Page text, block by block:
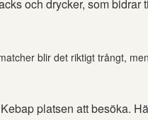
och drycker, som bidrar
blir det riktigt trångt, men
platsen att besöka.